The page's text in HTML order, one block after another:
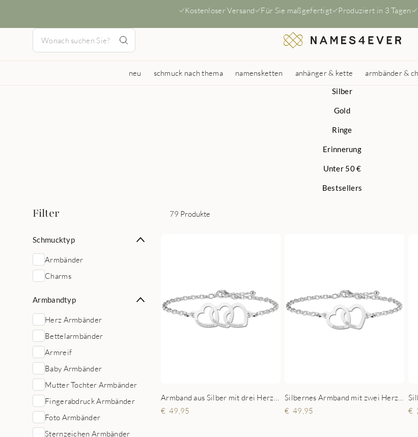
Kostenloser Versand Für Sie maßgefertigt Produziert in 3 Tagen
neu schmuck nach thema namensketten anhänger & kette armbänder &
Silber
Gold
Ringe
Erinnerung
Unter 50 €
Bestsellers
Filter 79 Produkte
Schmucktyp
Armbänder
Charms
Armbandtyp
Herz Armbänder
Bettelarmbänder
Armreif
Baby Armbänder
Mutter Tochter Armbänder
Fingerabdruck Armbänder
Foto Armbänder
Sternzeichen Armbänder
49,95
49,95